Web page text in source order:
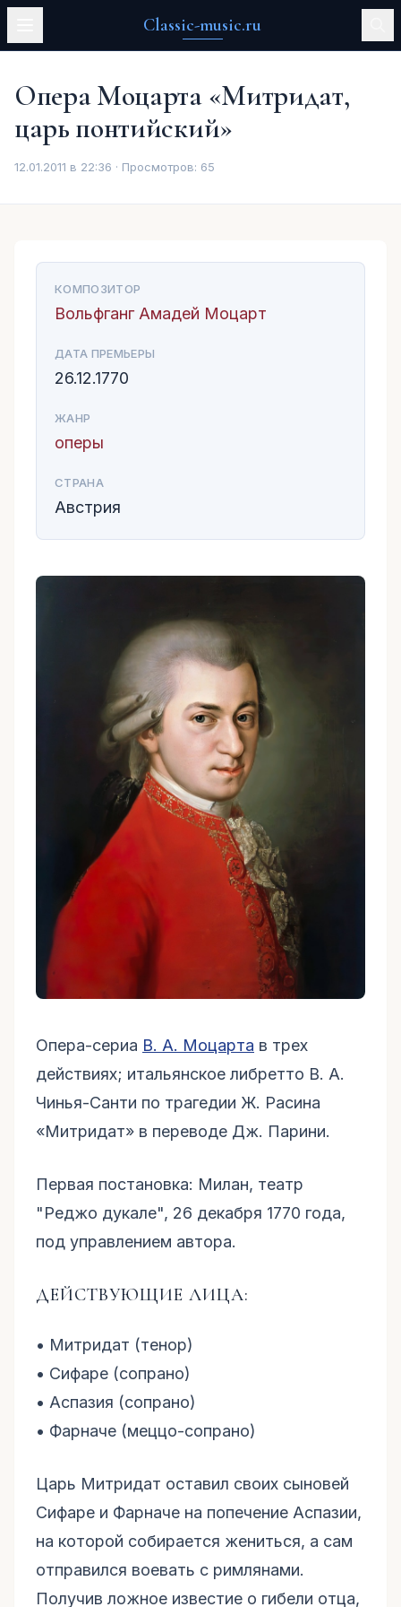
Classic-music.ru
Опера Моцарта «Митридат,
царь понтийский»
12.01.2011 в 22:36 · Просмотров: 65
КОМПОЗИТОР
Вольфганг Амадей Моцарт
ДАТА ПРЕМЬЕРЫ
26.12.1770
ЖАНР
оперы
СТРАНА
Австрия
Опера-сериа В. А. Моцарта в трех
действиях; итальянское либретто В. А.
Чинья-Санти по трагедии Ж. Расина
«Митридат» в переводе Дж. Парини.
Первая постановка: Милан, театр
"Реджо дукале", 26 декабря 1770 года,
под управлением автора.
ДЕЙСТВУЮЩИЕ ЛИЦА:
• Митридат (тенор)
• Сифаре (сопрано)
• Аспазия (сопрано)
• Фарначе (меццо-сопрано)
Царь Митридат оставил своих сыновей
Сифаре и Фарначе на попечение Аспазии,
на которой собирается жениться, а сам
отправился воевать с римлянами.
Получив ложное известие о гибели отца,